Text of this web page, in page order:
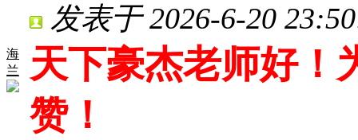
海
兰
发表于 2026-6-20
天下豪杰老师好！
赞！